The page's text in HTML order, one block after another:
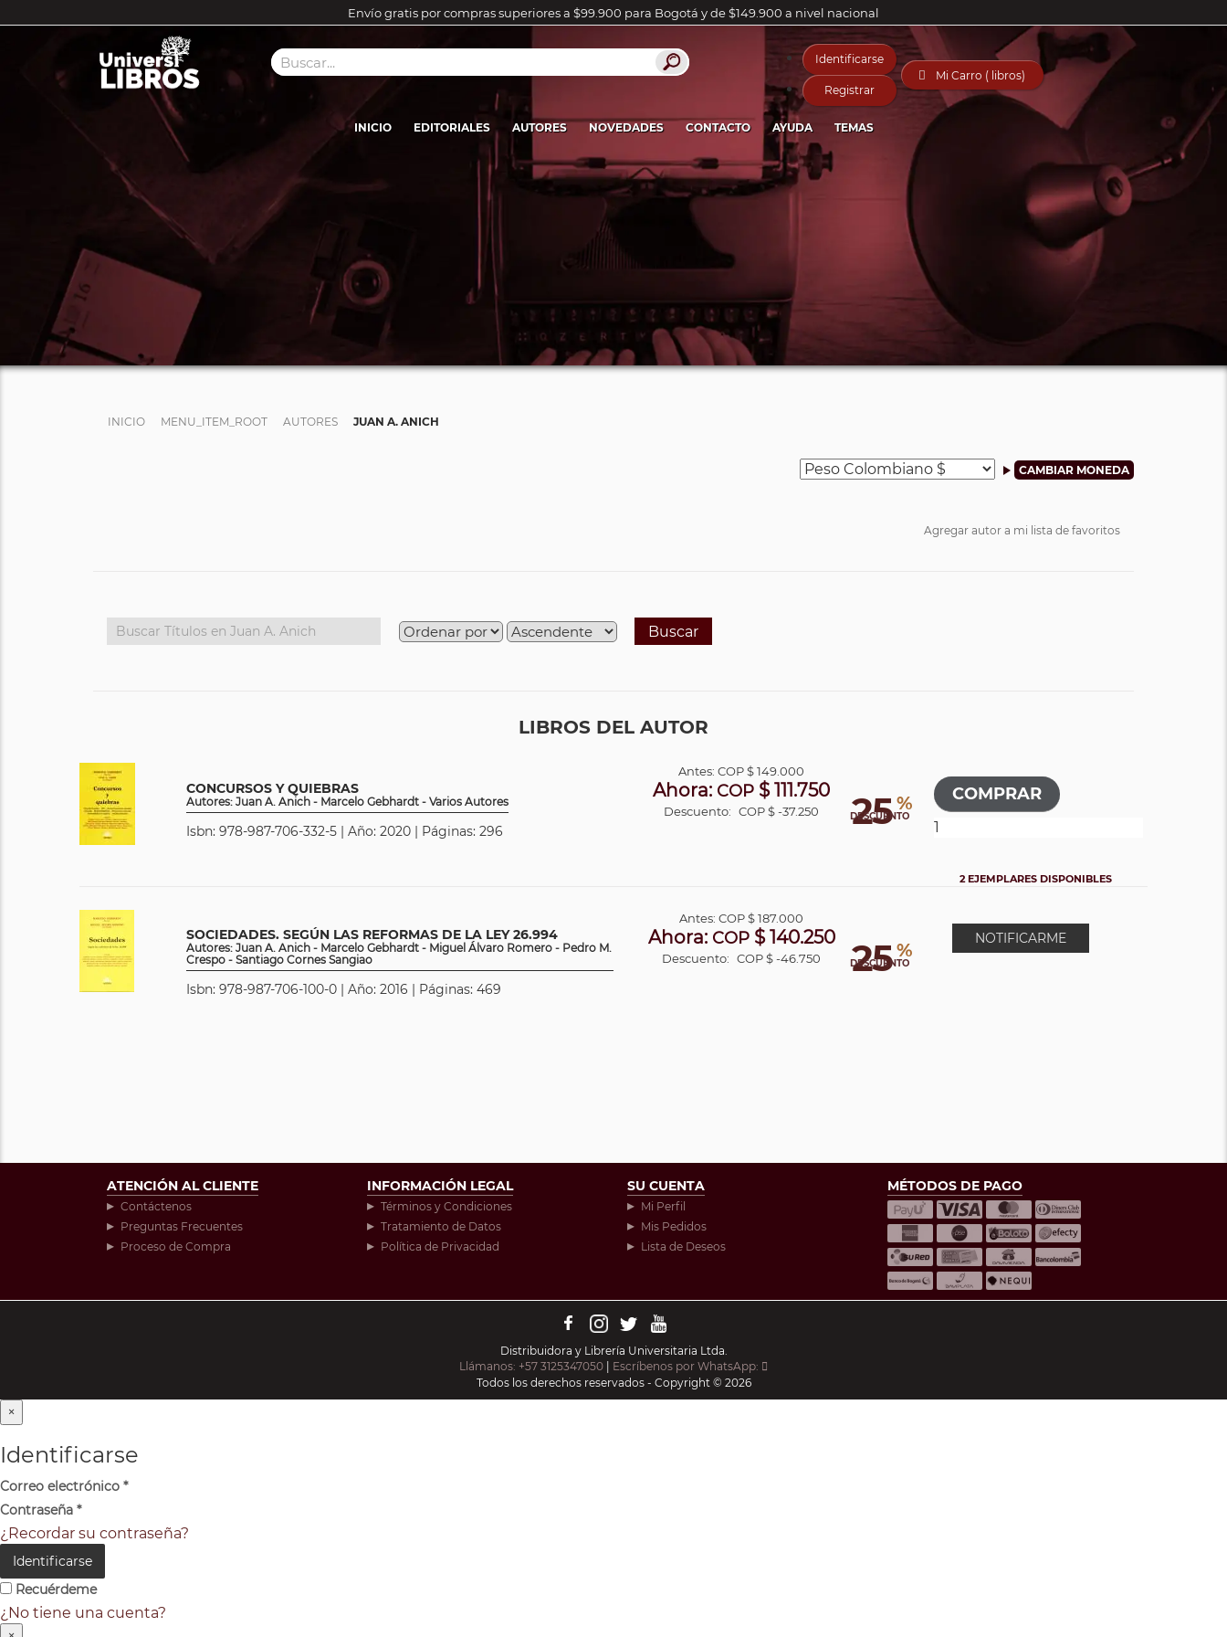
Envío gratis por compras superiores a $99.900 para Bogotá y de $149.900 a nivel nacional
Identificarse
Registrar
 Mi Carro ( libros)
INICIO EDITORIALES AUTORES NOVEDADES CONTACTO AYUDA TEMAS
INICIO MENU_ITEM_ROOT AUTORES JUAN A. ANICH
Agregar autor a mi lista de favoritos
Buscar
LIBROS DEL AUTOR
CONCURSOS Y QUIEBRAS
Autores: Juan A. Anich - Marcelo Gebhardt - Varios Autores
Isbn: 978-987-706-332-5 | Año: 2020 | Páginas: 296 25 %
DESCUENTO
Antes:COP$ 149.000
Ahora: COP $ 111.750
Descuento: COP $ -37.250
2 EJEMPLARES DISPONIBLES
SOCIEDADES. SEGÚN LAS REFORMAS DE LA LEY 26.994
Autores: Juan A. Anich - Marcelo Gebhardt - Miguel Álvaro Romero - Pedro M.
Crespo - Santiago Cornes Sangiao
Isbn: 978-987-706-100-0 | Año: 2016 | Páginas: 469
25 %
DESCUENTO
Antes:COP$ 187.000
Ahora: COP$ 140.250
Descuento: COP $ -46.750
NOTIFICARME
ATENCIÓN AL CLIENTE
Contáctenos
Preguntas Frecuentes
Proceso de Compra
INFORMACIÓN LEGAL
Términos y Condiciones
Tratamiento de Datos
Política de Privacidad
SU CUENTA
Mi Perfil
Mis Pedidos
Lista de Deseos
MÉTODOS DE PAGO
Distribuidora y Librería Universitaria Ltda.
Llámanos: +57 3125347050
Escríbenos por WhatsApp:
Todos los derechos reservados - Copyright © 2026
×
Identificarse
Correo electrónico *
Contraseña *
¿Recordar su contraseña?
Identificarse
Recuérdeme
¿No tiene una cuenta?